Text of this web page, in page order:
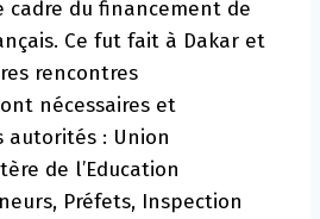
cadre du financement de
Ce fut fait à Dakar et
rencontres
nécessaires et
autorités : Union
de l’Education
Préfets, Inspection